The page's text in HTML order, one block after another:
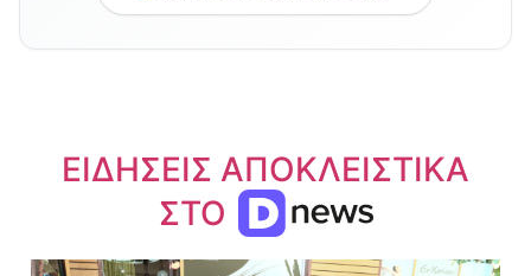
ΕΙΔΗΣΕΙΣ ΑΠΟΚΛΕΙΣΤΙΚΑ
ΣΤΟ